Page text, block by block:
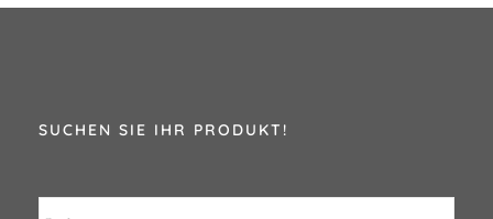
SUCHEN SIE IHR PRODUKT!